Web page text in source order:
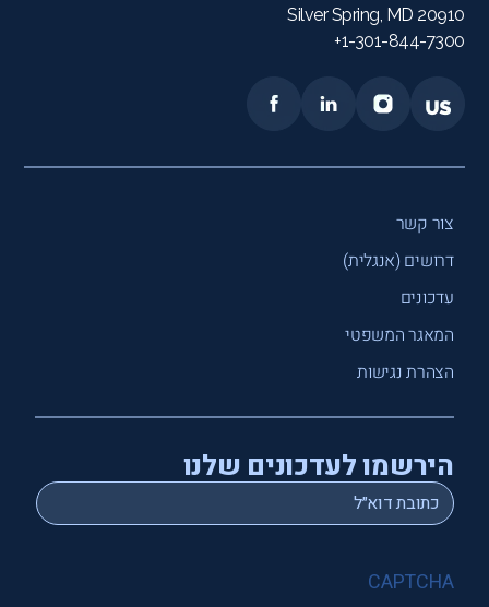
Silver Spring, MD 20910
1-301-844-7300+
צור קשר
דרושים (אנגלית)
עדכונים
המאגר המשפטי
הצהרת נגישות
הירשמו לעדכונים שלנו
Email
*
CAPTCHA